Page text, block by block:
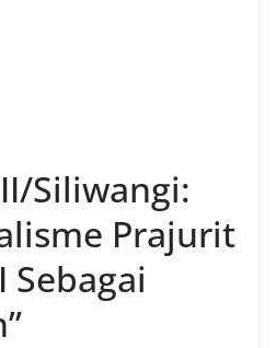
Siliwangi:
Prajurit
Sebagai